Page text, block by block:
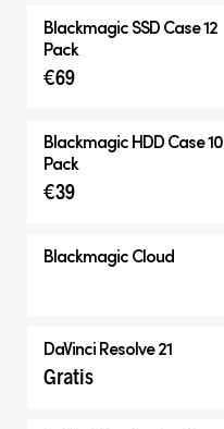
Blackmagic SSD Case 12
Pack
€69
Blackmagic HDD Case 10
Pack
€39
Blackmagic Cloud
DaVinci Resolve 21
Gratis